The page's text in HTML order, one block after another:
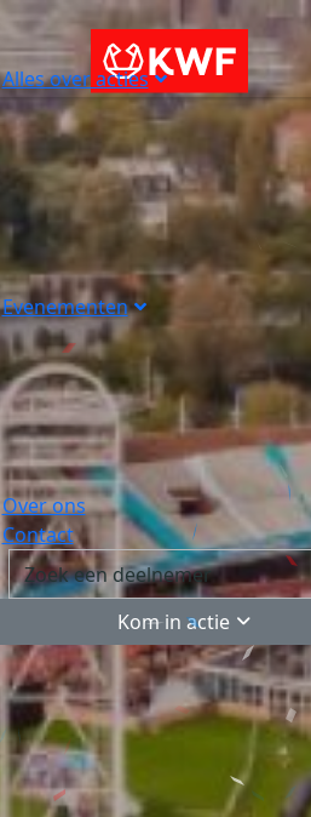
Alles over acties
Evenementen
Over ons
Contact
Kom in actie